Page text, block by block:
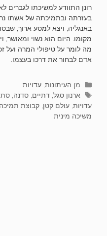
על בחירה
סיפורו של רונן
רונן התוודע למשיכתו לגברים
בעזרתה ובתמיכתה של אשתו
באנגליה, ויצא למסע ארוך,
מקומו. היום הוא נשוי ומאושר,
מה לומר על טיפולי המרה ועל
אדם לבחור את דרכו בעצמו.
קטגוריות
מן העיתונות ,עדויות
תגיות
ארנון סגל ,דתיים ,סדנה ,
עדויות, עולם קטן קבוצת תמיכה
משיכה מינית